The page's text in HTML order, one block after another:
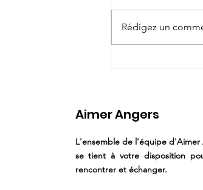
Angers Loire
Année
Rédigez un
Aimer Angers
L'ensemble de l'équipe d'Aimer
se tient à votre disposition
rencontrer et échanger.